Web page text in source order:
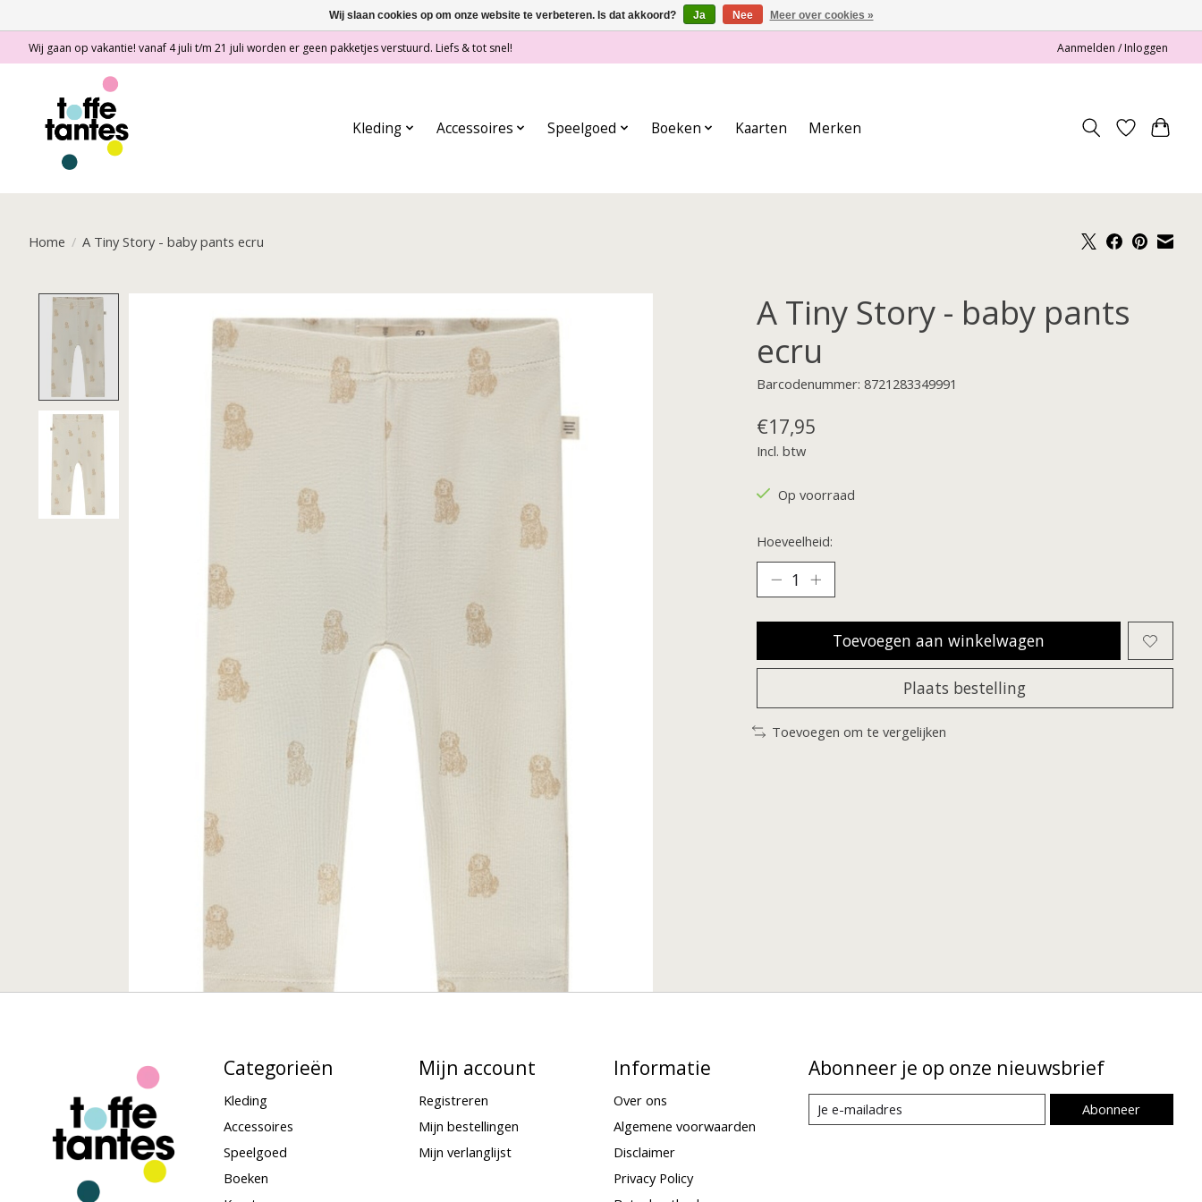
Wij gaan op vakantie! vanaf 4 juli t/m 21 juli worden er geen pakketjes verstuurd. Liefs & tot snel! Aanmelden / Inloggen
Kleding Accessoires Speelgoed Boeken Kaarten Merken
Home / A Tiny Story - baby pants ecru
A Tiny Story - baby pants
ecru
Barcodenummer: 8721283349991
€17,95
Incl. btw
Op voorraad
Hoeveelheid:
Toevoegen aan winkelwagen
Plaats bestelling
Toevoegen om te vergelijken
Categorieën
Kleding
Accessoires
Speelgoed
Boeken
Mijn account
Registreren
Mijn bestellingen
Mijn verlanglijst
Informatie
Over ons
Algemene voorwaarden
Disclaimer
Privacy Policy
Abonneer je op onze nieuwsbrief
Abonneer
Wij slaan cookies op om onze website te verbeteren. Is dat akkoord? Ja Nee Meer over cookies »